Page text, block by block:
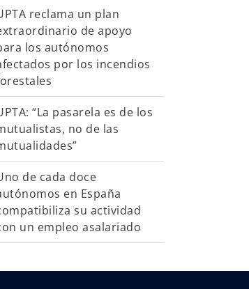
reclama un plan
de apoyo
los autónomos
por los incendios
“La pasarela es de los
no de las
de cada doce
en España
su actividad
un empleo asalariado